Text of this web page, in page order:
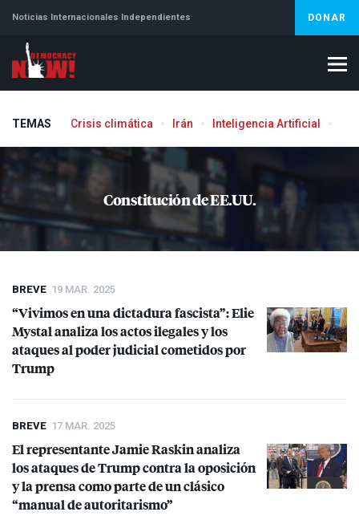
Noticias Internacionales Independientes DONAR
TEMAS Crisis climática Irán Inteligencia Artificial
Constitución de EE.UU.
BREVE 19 MAR. 2025
“Vivimos en una dictadura fascista”: Elie
Mystal analiza los actos ilegales y los
ataques al poder judicial cometidos por
Trump
BREVE 17 MAR. 2025
El representante Jamie Raskin analiza
los ataques de Trump contra la oposición
y la prensa como parte de un clásico
“manual de autoritarismo”